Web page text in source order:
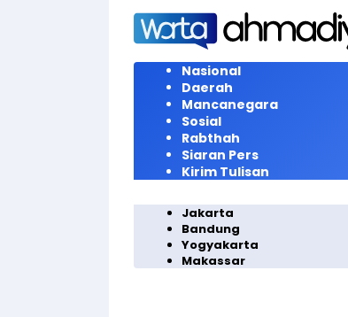
Langsung
konten
Nasional
Daerah
Mancanegara
Sosial
Rabthah
Siaran Pers
Kirim Tulisan
Jakarta
Bandung
Yogyakarta
Makassar